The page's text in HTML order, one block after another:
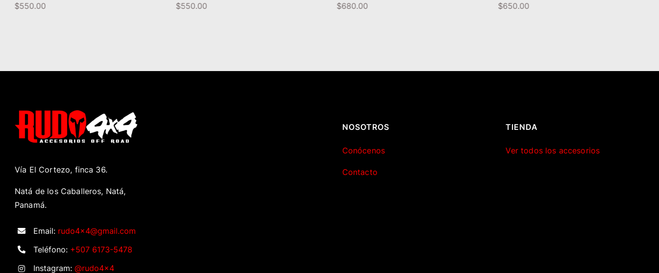
$550.00
$550.00
$680.00
$650.00
Vía El Cortezo, finca 36.
Natá de los Caballeros, Natá,
Panamá.
Email: rudo4x4@gmail.com
Teléfono: +507 6173-5478
Instagram:@rudo4x4
NOSOTROS
Conócenos
Contacto
TIENDA
Ver todos los accesorios